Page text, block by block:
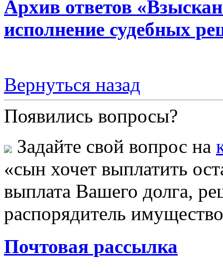
Архив ответов
исполнение судебных
Вернуться назад
Появились вопросы?
Задайте свой вопрос на
«сын хочет выплатить
выплата Вашего долга,
распорядитель
Почтовая рассылка